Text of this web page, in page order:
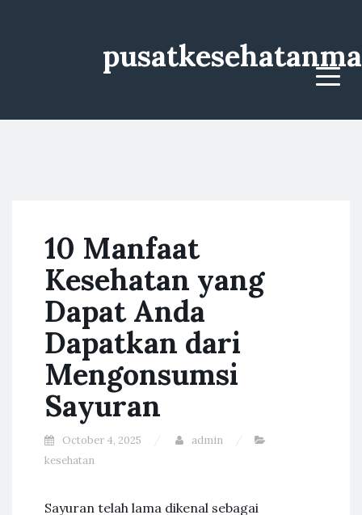
Menu
10 Manfaat
Kesehatan yang
Dapat Anda
Dapatkan dari
Mengonsumsi
Sayuran
October 4, 2025
admin
kesehatan
Sayuran telah lama dikenal sebagai